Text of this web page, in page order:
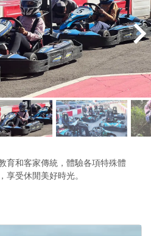
育和客家傳統，體驗各項特殊體
享受休閒美好時光。